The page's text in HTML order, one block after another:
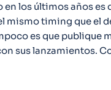
los últimos años es
mismo timing que el
es que publique
sus lanzamientos.